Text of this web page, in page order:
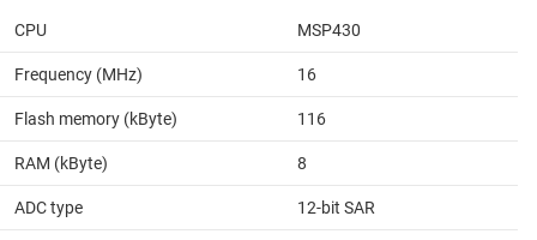
CPU MSP430
Frequency (MHz) 16
Flash memory (kByte) 116
RAM (kByte) 8
ADC type 12-bit SAR